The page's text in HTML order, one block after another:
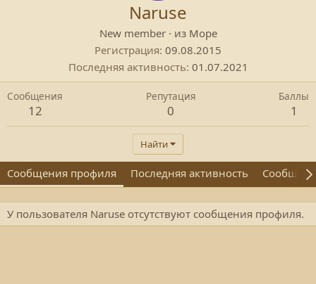
Naruse
New member · из Море
Регистрация 09.08.2015
Последняя активность 01.07.2021
Сообщения
12
Репутация
0
Баллы
1
Найти
Сообщения профиля Последняя активность
У пользователя Naruse отсутствуют сообщения профиля.